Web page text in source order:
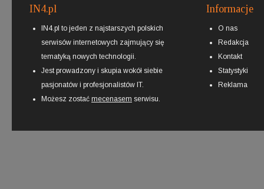
IN4.pl
IN4.pl to jeden z najstarszych polskich
serwisów internetowych zajmujący się
tematyką nowych technologii.
Jest prowadzony i skupia wokół siebie
pasjonatów i profesjonalistów IT.
Możesz zostać mecenasem serwisu.
Informacje
O nas
Redakcja
Kontakt
Statystyki
Reklama